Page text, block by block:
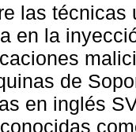
las técnicas
en la
de
en inglés